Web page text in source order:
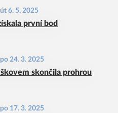
út 6. 5. 2025
první bod
po 24. 3. 2025
skončila prohrou
po 17. 3. 2025